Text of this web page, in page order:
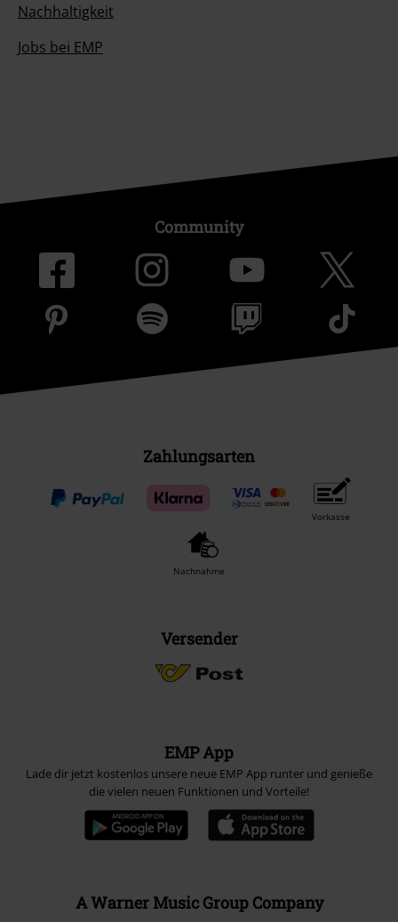
Nachhaltigkeit
Jobs bei EMP
Community
Zahlungsarten
Vorkasse
Nachnahme
Versender
EMP App
Lade dir jetzt kostenlos unsere neue EMP App runter und genieße
die vielen neuen Funktionen und Vorteile!
A Warner Music Group Company